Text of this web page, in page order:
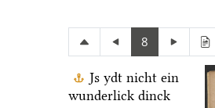
8
Js ydt nicht ein
wunderlick dinck